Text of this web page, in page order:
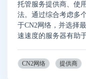
托管服务提供商、使
法。通过综合考虑多
于CN2网络，并选择
速速度的服务器有助
CN2网络 提供商